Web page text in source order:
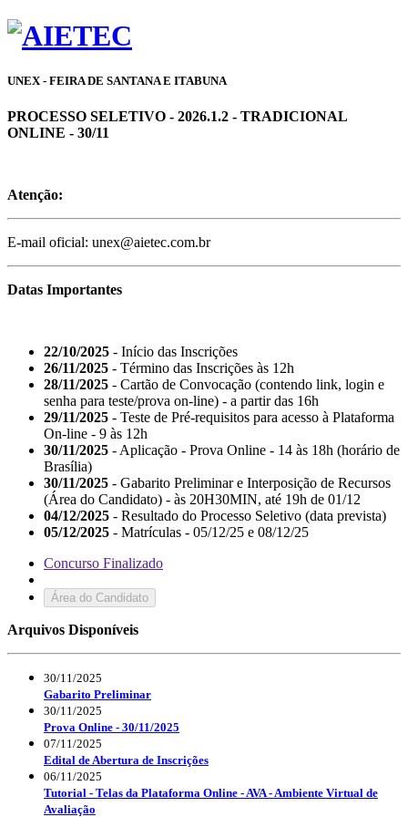
UNEX - FEIRA DE SANTANA E ITABUNA
PROCESSO SELETIVO - 2026.1.2 - TRADICIONAL
ONLINE - 30/11
Atenção:
E-mail oficial: unex@aietec.com.br
Datas Importantes
22/10/2025 - Início das Inscrições
26/11/2025 - Término das Inscrições às 12h
28/11/2025 - Cartão de Convocação (contendo link, login e
senha para teste/prova on-line) - a partir das 16h
29/11/2025 - Teste de Pré-requisitos para acesso à Plataforma
On-line - 9 às 12h
30/11/2025 - Aplicação - Prova Online - 14 às 18h (horário de
Brasília)
30/11/2025 - Gabarito Preliminar e Interposição de Recursos
(Área do Candidato) - às 20H30MIN, até 19h de 01/12
04/12/2025 - Resultado do Processo Seletivo (data prevista)
05/12/2025 - Matrículas - 05/12/25 e 08/12/25
Concurso Finalizado
Área do Candidato
Arquivos Disponíveis
30/11/2025
Gabarito Preliminar
30/11/2025
Prova Online - 30/11/2025
07/11/2025
Edital de Abertura de Inscrições
06/11/2025
Tutorial - Telas da Plataforma Online - AVA - Ambiente Virtual de
Avaliação